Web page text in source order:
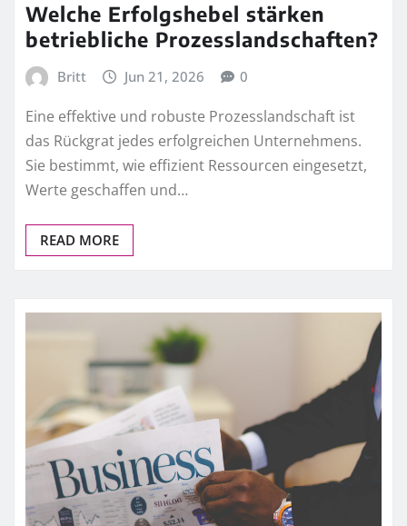
Welche Erfolgshebel stärken
betriebliche Prozesslandschaften?
Britt Jun 21, 2026 0
Eine effektive und robuste Prozesslandschaft ist
das Rückgrat jedes erfolgreichen Unternehmens.
Sie bestimmt, wie effizient Ressourcen eingesetzt,
Werte geschaffen und…
READ MORE